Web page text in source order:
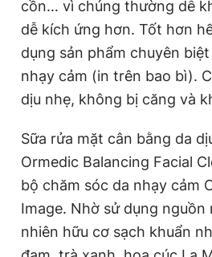
cồn… vì chúng thường dễ
dễ kích ứng hơn. Tốt hơn
dụng sản phẩm chuyên
nhạy cảm (in trên bao bì).
dịu nhẹ, không bị căng và
Sữa rửa mặt cân bằng da
Ormedic Balancing Facial
bộ chăm sóc da nhạy cảm
Image. Nhờ sử dụng nguồn
nhiên hữu cơ sạch khuẩn